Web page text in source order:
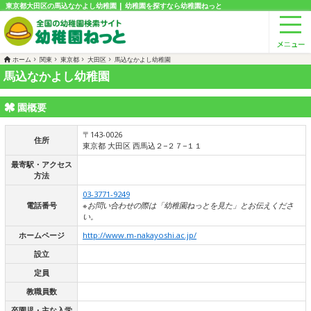
東京都大田区の馬込なかよし幼稚園 | 幼稚園を探すなら幼稚園ねっと
ホーム 関東 東京都 大田区 馬込なかよし幼稚園
馬込なかよし幼稚園
園概要
住所
〒143-0026
東京都 大田区 西馬込２−２７−１１
最寄駅・アクセス
方法
電話番号
03-3771-9249
※お問い合わせの際は「幼稚園ねっとを見た」とお伝えくださ
い。
ホームページ
http://www.m-nakayoshi.ac.jp/
設立
定員
教職員数